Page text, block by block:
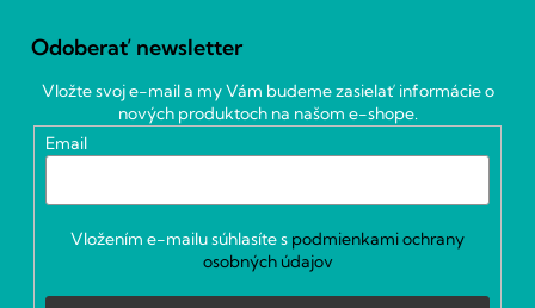
v
a
n
i
Odoberať newsletter
Vložte svoj e-mail a my Vám budeme zasielať informácie o
nových produktoch na našom e-shope.
Email
Vložením e-mailu súhlasíte s podmienkami ochrany
osobných údajov